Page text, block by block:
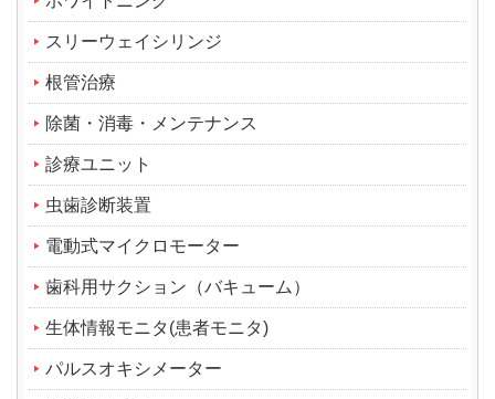
スリーウェイシリンジ
根管治療
除菌・消毒・メンテナンス
診療ユニット
虫歯診断装置
電動式マイクロモーター
歯科用サクション（バキューム）
生体情報モニタ(患者モニタ)
パルスオキシメーター